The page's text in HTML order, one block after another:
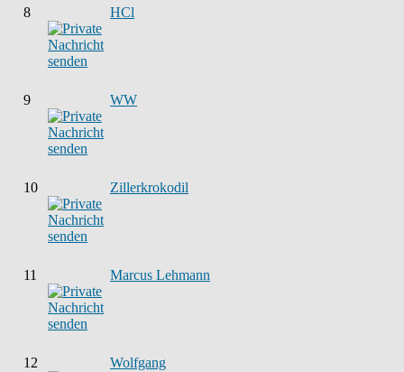
8 HCl
9 WW
10 Zillerkrokodil
11 Marcus Lehmann
12 Wolfgang